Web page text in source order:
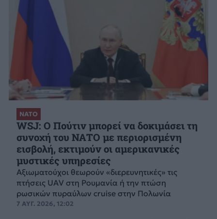
ΝΑΤΟ
WSJ: Ο Πούτιν μπορεί να δοκιμάσει τη
συνοχή του ΝΑΤΟ με περιορισμένη
εισβολή, εκτιμούν οι αμερικανικές
μυστικές υπηρεσίες
Αξιωματούχοι θεωρούν «διερευνητικές» τις
πτήσεις UAV στη Ρουμανία ή την πτώση
ρωσικών πυραύλων cruise στην Πολωνία
7 ΑΥΓ. 2026, 12:02